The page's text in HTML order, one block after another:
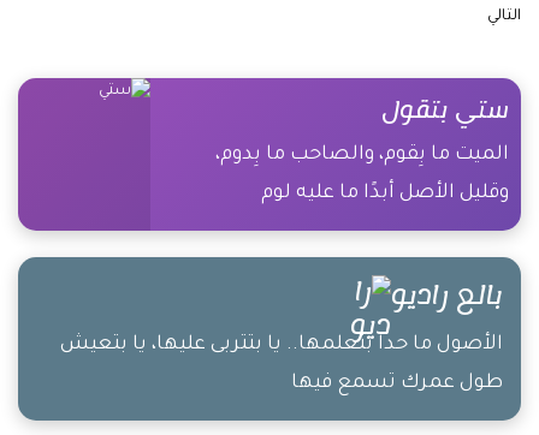
التالي
ستي بتقول
الميت ما بِقوم، والصاحب ما بِدوم،
وقليل الأصل أبدًا ما عليه لوم
بالع راديو
الأصول ما حدا بتعلمها.. يا بتتربى عليها، يا بتعيش
طول عمرك تسمع فيها